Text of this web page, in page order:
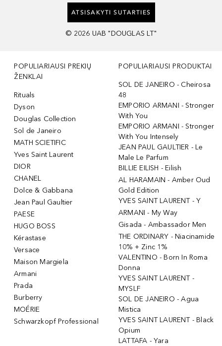
ATSISAKYTI SUTARTIES
© 2026 UAB "DOUGLAS LT"
POPULIARIAUSI PREKIŲ
ŽENKLAI
Rituals
Dyson
Douglas Collection
Sol de Janeiro
MATH SCIETIFIC
Yves Saint Laurent
DIOR
CHANEL
Dolce & Gabbana
Jean Paul Gaultier
PAESE
HUGO BOSS
Kérastase
Versace
Maison Margiela
Armani
Prada
Burberry
MOÉRIE
Schwarzkopf Professional
POPULIARIAUSI PRODUKTAI
SOL DE JANEIRO - Cheirosa
48
EMPORIO ARMANI - Stronger
With You
EMPORIO ARMANI - Stronger
With You Intensely
JEAN PAUL GAULTIER - Le
Male Le Parfum
BILLIE EILISH - Eilish
AL HARAMAIN - Amber Oud
Gold Edition
YVES SAINT LAURENT - Y
ARMANI - My Way
Gisada - Ambassador Men
THE ORDINARY - Niacinamide
10% + Zinc 1%
VALENTINO - Born In Roma
Donna
YVES SAINT LAURENT -
MYSLF
SOL DE JANEIRO - Agua
Mistica
YVES SAINT LAURENT - Black
Opium
LATTAFA - Yara